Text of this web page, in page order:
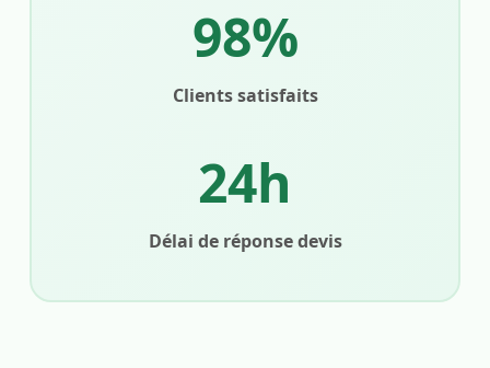
98%
Clients satisfaits
24h
Délai de réponse devis